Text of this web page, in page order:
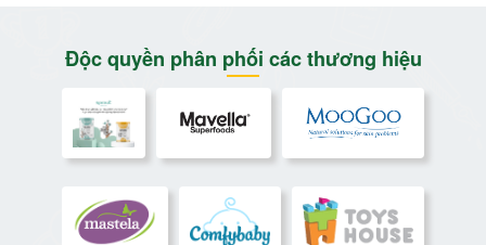
Độc quyền phân phối các thương hiệu